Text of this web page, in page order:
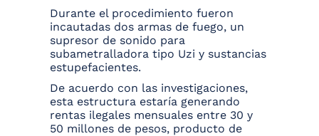
Durante el procedimiento fueron
incautadas dos armas de fuego, un
supresor de sonido para
subametralladora tipo Uzi y sustancias
estupefacientes.
De acuerdo con las investigaciones,
esta estructura estaría generando
rentas ilegales mensuales entre 30 y
50 millones de pesos, producto de